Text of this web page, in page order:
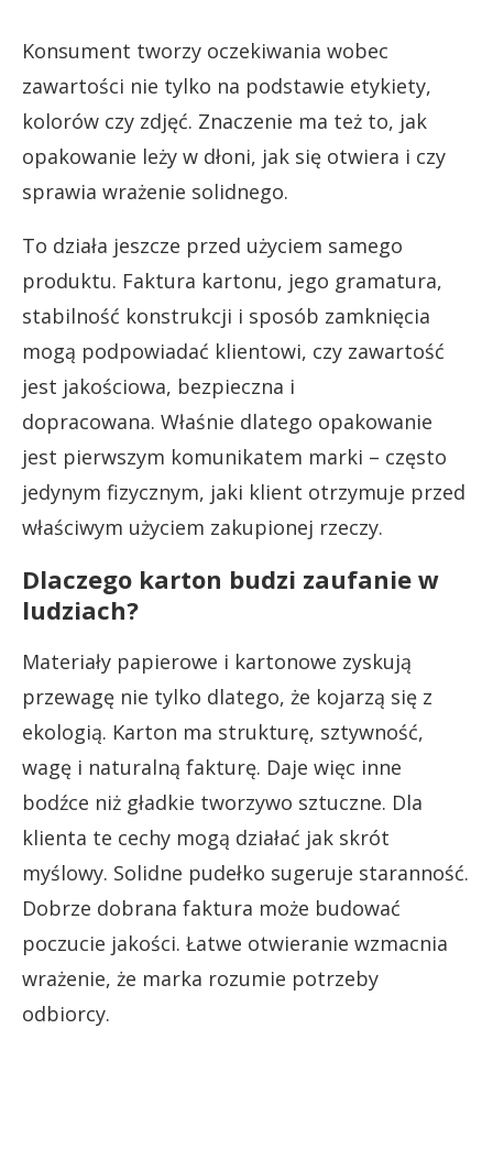
Konsument tworzy oczekiwania wobec
zawartości nie tylko na podstawie etykiety,
kolorów czy zdjęć. Znaczenie ma też to, jak
opakowanie leży w dłoni, jak się otwiera i czy
sprawia wrażenie solidnego.
To działa jeszcze przed użyciem samego
produktu. Faktura kartonu, jego gramatura,
stabilność konstrukcji i sposób zamknięcia
mogą podpowiadać klientowi, czy zawartość
jest jakościowa, bezpieczna i
dopracowana. Właśnie dlatego opakowanie
jest pierwszym komunikatem marki – często
jedynym fizycznym, jaki klient otrzymuje przed
właściwym użyciem zakupionej rzeczy.
Dlaczego karton budzi zaufanie w
ludziach?
Materiały papierowe i kartonowe zyskują
przewagę nie tylko dlatego, że kojarzą się z
ekologią. Karton ma strukturę, sztywność,
wagę i naturalną fakturę. Daje więc inne
bodźce niż gładkie tworzywo sztuczne. Dla
klienta te cechy mogą działać jak skrót
myślowy. Solidne pudełko sugeruje staranność.
Dobrze dobrana faktura może budować
poczucie jakości. Łatwe otwieranie wzmacnia
wrażenie, że marka rozumie potrzeby
odbiorcy.